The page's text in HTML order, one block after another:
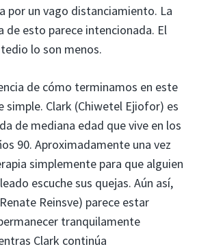
por un vago distanciamiento. La
de esto parece intencionada. El
lo son menos.
de cómo terminamos en este
simple. Clark (Chiwetel Ejiofor) es
de mediana edad que vive en los
90. Aproximadamente una vez
simplemente para que alguien
escuche sus quejas. Aún así,
Reinsve) parece estar
tranquilamente
Clark continúa